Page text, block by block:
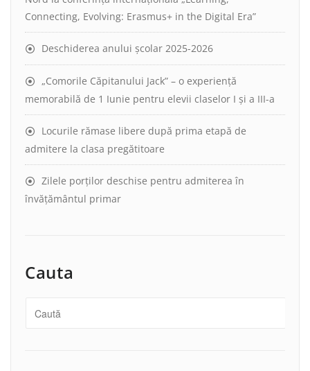
Connecting, Evolving: Erasmus+ in the Digital Era”
Deschiderea anului școlar 2025-2026
„Comorile Căpitanului Jack” – o experiență
memorabilă de 1 Iunie pentru elevii claselor I și a III-a
Locurile rămase libere după prima etapă de
admitere la clasa pregătitoare
Zilele porților deschise pentru admiterea în
învățământul primar
Cauta